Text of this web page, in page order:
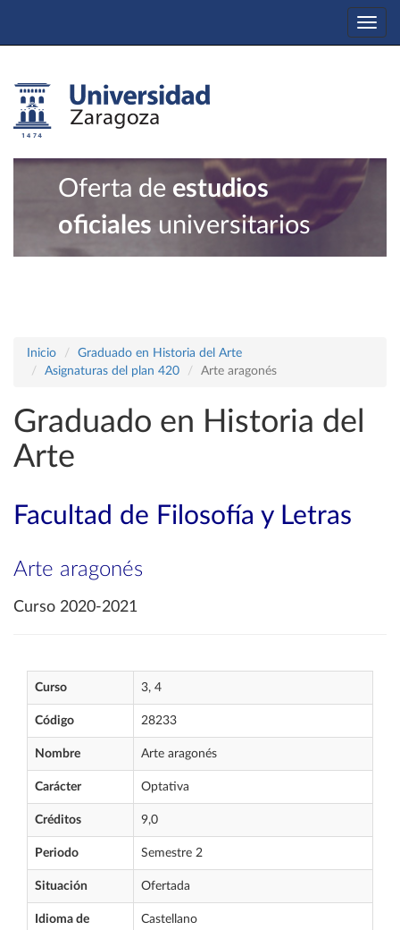
Oferta de estudios
oficiales universitarios
Inicio
Graduado en Historia del Arte
Asignaturas del plan 420
Arte aragonés
Graduado en Historia del
Arte
Facultad de Filosofía y Letras
Arte aragonés
Curso 2020-2021
Curso 3, 4
Código 28233
Nombre Arte aragonés
Carácter Optativa
Créditos 9,0
Periodo Semestre 2
Situación Ofertada
Idioma de
Castellano